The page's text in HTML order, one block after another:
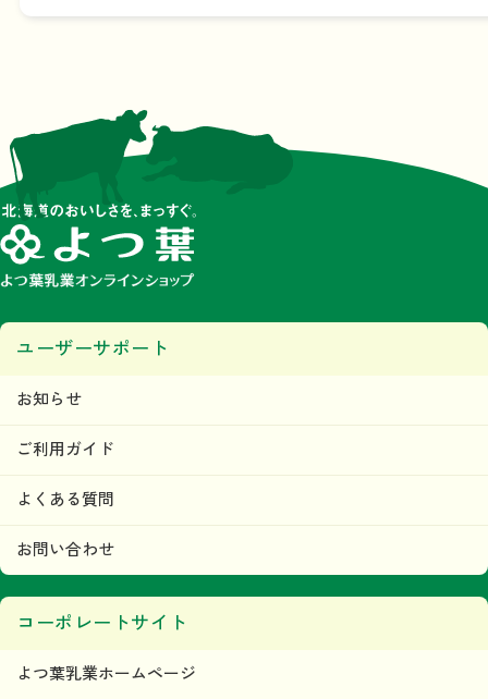
ユーザーサポート
お知らせ
ご利用ガイド
よくある質問
お問い合わせ
コーポレートサイト
よつ葉乳業ホームページ